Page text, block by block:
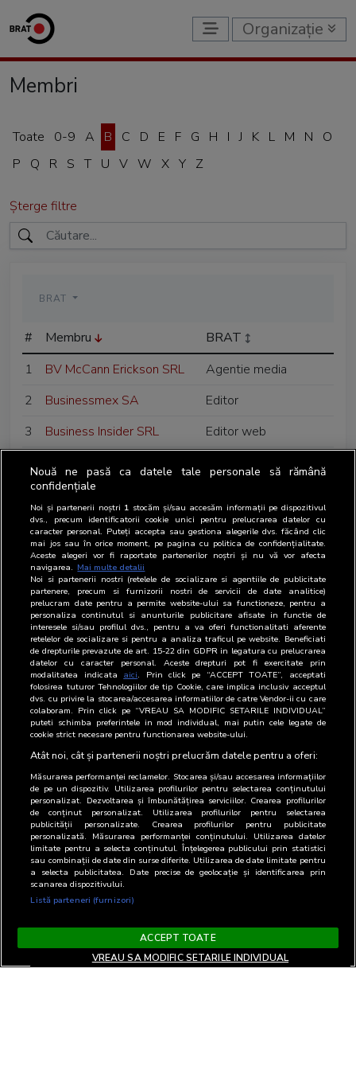
Organizație
Membri
Toate 0-9 A B C D E F G H I J K L M N
O
P
Q R S T U V W X Y Z
Șterge filtre
BRAT
# Membru
BRAT
1
BV McCann Erickson SRL
Agentie media
2
Businessmex SA
Editor
3
Business Insider SRL
Editor web
Brand Tube SRL
Regie de publicitate
5
Brand Emotion SRL
evenimente
6
BP Publishing Media SRL
Editor
7
Biz Afaceri Media SRL
Editor web
8
Bihor Media SRL
Editor
9
Best Advertising
Worldwide SRL
Regie de publicitate
10 Bazar Production SRL
Organizator de
evenimente
11 Banca Transilvania SA Client de publicitate
Nouă ne pasă ca datele tale personale să rămână
confidențiale
Noi și partenerii noștri 1 stocăm și/sau accesăm informații pe dispozitivul
dvs., precum identificatorii cookie unici pentru prelucrarea datelor cu
caracter personal. Puteți accepta sau gestiona alegerile dvs. făcând clic
mai jos sau în orice moment, pe pagina cu politica de confidențialitate.
Aceste alegeri vor fi raportate partenerilor noștri și nu vă vor afecta
navigarea. Mai multe detalii
Noi si partenerii nostri (retelele de socializare si agentiile de publicitate
partenere, precum si furnizorii nostri de servicii de date analitice)
prelucram date pentru a permite website-ului sa functioneze, pentru a
personaliza continutul si anunturile publicitare afisate in functie de
interesele si/sau profilul dvs., pentru a va oferi functionalitati aferente
retelelor de socializare si pentru a analiza traficul pe website. Beneficiati
de drepturile prevazute de art. 15-22 din GDPR in legatura cu prelucrarea
datelor cu caracter personal. Aceste drepturi pot fi exercitate prin
modalitatea indicata aici. Prin click pe “ACCEPT TOATE”, acceptati
folosirea tuturor Tehnologiilor de tip Cookie, care implica inclusiv acceptul
dvs. cu privire la stocarea/accesarea informatiilor de catre Vendor-ii cu care
colaboram. Prin click pe “VREAU SA MODIFIC SETARILE INDIVIDUAL”
puteti schimba preferintele in mod individual, mai putin cele legate de
cookie strict necesare pentru functionarea website-ului.
Atât noi, cât și partenerii noștri prelucrăm datele pentru a oferi:
Măsurarea performanței reclamelor. Stocarea și/sau accesarea informațiilor
de pe un dispozitiv. Utilizarea profilurilor pentru selectarea conținutului
personalizat. Dezvoltarea și îmbunătățirea serviciilor. Crearea profilurilor
de conținut personalizat. Utilizarea profilurilor pentru selectarea
publicității personalizate. Crearea profilurilor pentru publicitate
personalizată. Măsurarea performanței conținutului. Utilizarea datelor
limitate pentru a selecta conținutul. Înțelegerea publicului prin statistici
sau combinații de date din surse diferite. Utilizarea de date limitate pentru
a selecta publicitatea. Date precise de geolocație și identificarea prin
scanarea dispozitivului.
Listă parteneri (furnizori)
ACCEPT TOATE
VREAU SA MODIFIC SETARILE INDIVIDUAL